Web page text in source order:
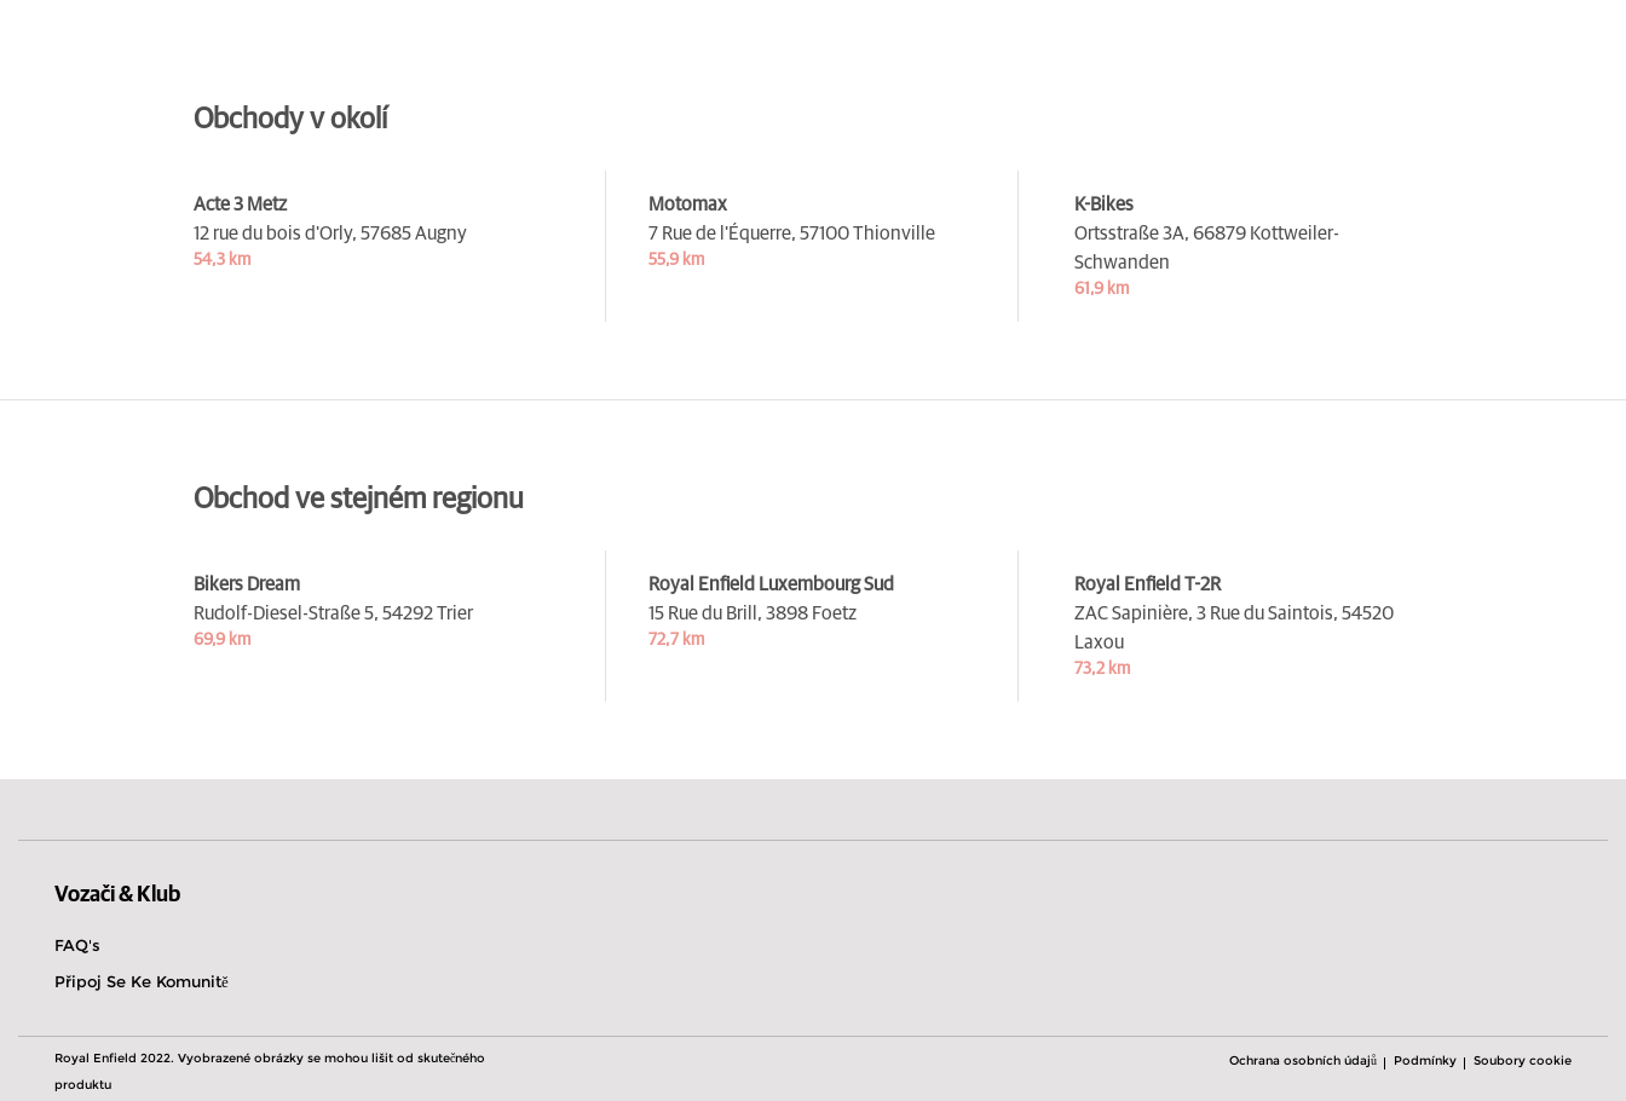
Obchody v okolí
Acte 3 Metz
12 rue du bois d'Orly, 57685 Augny
54,3 km
Motomax
7 Rue de l'Équerre, 57100 Thionville
55,9 km
K-Bikes
Ortsstraße 3A, 66879 Kottweiler-
Schwanden
61,9 km
Obchod ve stejném regionu
Bikers Dream
Rudolf-Diesel-Straße 5, 54292 Trier
69,9 km
Royal Enfield Luxembourg Sud
15 Rue du Brill, 3898 Foetz
72,7 km
Royal Enfield T-2R
ZAC Sapinière, 3 Rue du Saintois, 54520
Laxou
73,2 km
Vozači & Klub
FAQ's
Připoj Se Ke Komunitě
Royal Enfield 2022. Vyobrazené obrázky se mohou lišit od skutečného
produktu
Ochrana osobních údajů Podmínky Soubory cookie